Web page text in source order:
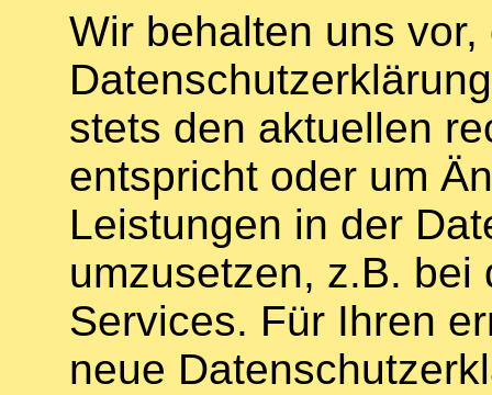
Wir behalten uns vor,
stets den aktuellen
entspricht oder um
Leistungen in der
umzusetzen, z.B. bei
Services. Für Ihren
neue